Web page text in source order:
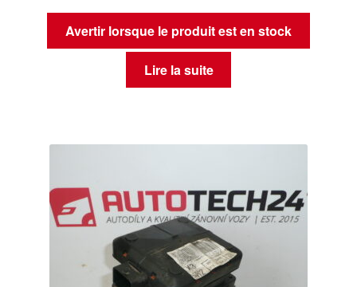
Avertir lorsque le produit est en stock
Lire la suite